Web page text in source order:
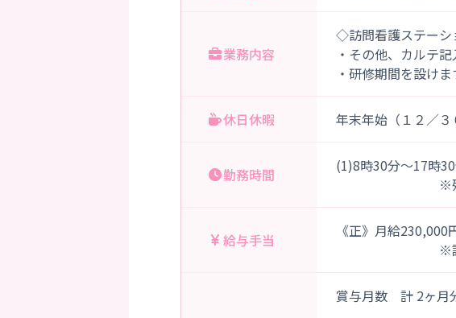
業務内容
◇訪問看護ステーシ
・その他、カルテ
・研修期間を設け
休日休暇 年末年始（１２／
勤務時間
(1)8時30分～17時
※残業
給与手当
《正》月給
※試用期
賞与月数 計 2ヶ月